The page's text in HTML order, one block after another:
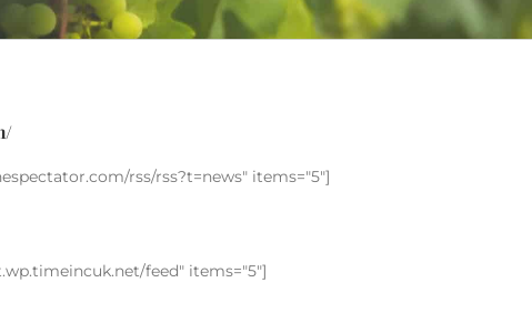
rss/rss?t=news" items="5"]
feed" items="5"]